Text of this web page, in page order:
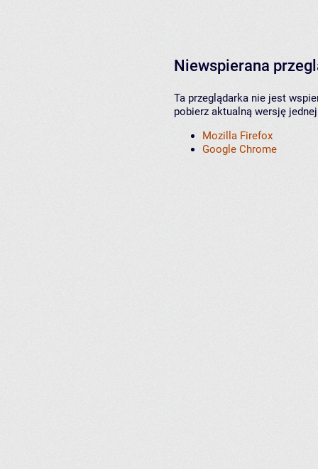
Niewspierana
Ta przeglądarka nie jest
pobierz aktualną wersję
Mozilla Firefox
Google Chrome